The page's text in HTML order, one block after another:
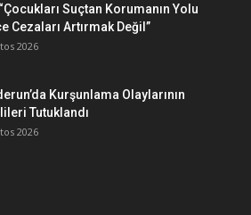
Suçtan Korumanın Yolu
Cezaları Artırmak Değil”
2026
Kurşunlama Olaylarının
Tutuklandı
2026